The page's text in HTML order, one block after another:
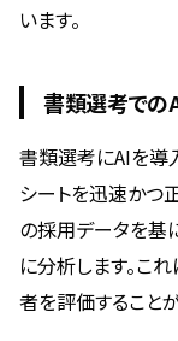
います。
書類選考での
書類選考にAIを導
シートを迅速かつ
の採用データを基
に分析します。こ
者を評価すること